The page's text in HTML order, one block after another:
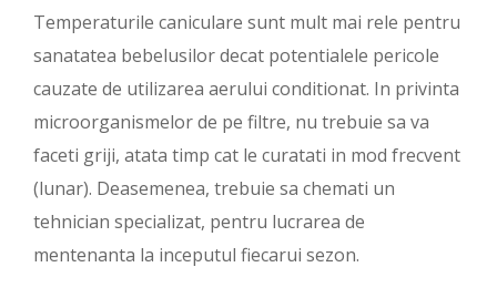
Temperaturile caniculare sunt mult mai rele pentru
sanatatea bebelusilor decat potentialele pericole
cauzate de utilizarea aerului conditionat. In privinta
microorganismelor de pe filtre, nu trebuie sa va
faceti griji, atata timp cat le curatati in mod frecvent
(lunar). Deasemenea, trebuie sa chemati un
tehnician specializat, pentru lucrarea de
mentenanta la inceputul fiecarui sezon.